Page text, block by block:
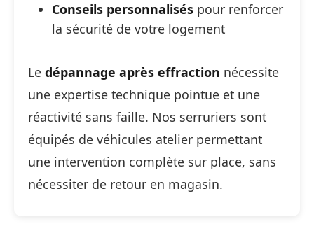
Conseils personnalisés pour renforcer
la sécurité de votre logement
Le dépannage après effraction nécessite
une expertise technique pointue et une
réactivité sans faille. Nos serruriers sont
équipés de véhicules atelier permettant
une intervention complète sur place, sans
nécessiter de retour en magasin.